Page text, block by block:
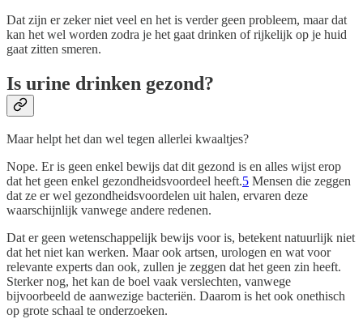
Dat zijn er zeker niet veel en het is verder geen probleem, maar dat
kan het wel worden zodra je het gaat drinken of rijkelijk op je huid
gaat zitten smeren.
Is urine drinken gezond?
Maar helpt het dan wel tegen allerlei kwaaltjes?
Nope. Er is geen enkel bewijs dat dit gezond is en alles wijst erop
dat het geen enkel gezondheidsvoordeel heeft.5 Mensen die zeggen
dat ze er wel gezondheidsvoordelen uit halen, ervaren deze
waarschijnlijk vanwege andere redenen.
Dat er geen wetenschappelijk bewijs voor is, betekent natuurlijk niet
dat het niet kan werken. Maar ook artsen, urologen en wat voor
relevante experts dan ook, zullen je zeggen dat het geen zin heeft.
Sterker nog, het kan de boel vaak verslechten, vanwege
bijvoorbeeld de aanwezige bacteriën. Daarom is het ook onethisch
op grote schaal te onderzoeken.